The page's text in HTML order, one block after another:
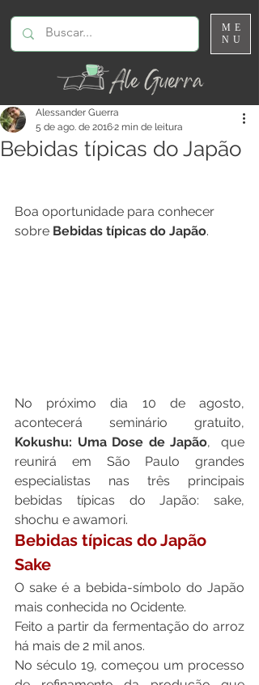
ME
NU
Bebidas típicas do Japão
Alessander Guerra
5 de ago. de 20162 min de leitura
Boa oportunidade para conhecer
sobre Bebidas típicas do Japão.
No próximo dia 10 de agosto,
Kokushu: Uma Dose de Japão,  que
reunirá em São Paulo grandes
especialistas nas três principais
bebidas típicas do Japão: sake,
shochu e awamori.
Bebidas típicas do Japão
Sake
O sake é a bebida-símbolo do Japão
mais conhecida no Ocidente.
Feito a partir da fermentação do arroz
há mais de 2 mil anos.
No século 19, começou um processo